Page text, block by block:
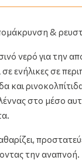
&
νερό για την
σε ενήλικες σε
και
στο μέσο
την αναπνοή.
Φακελάκια Διάλυμα
22.19€